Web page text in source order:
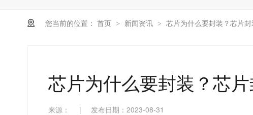
您当前的位置： 首页 > 新闻资讯 > 芯片为什么要封装？芯片
芯片为什么要封装？芯
来源： | 发布日期：2023-08-31